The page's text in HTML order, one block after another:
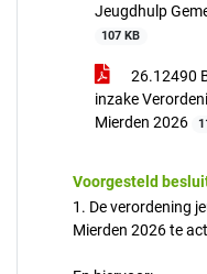
Jeugdhulp
107 KB
26.12490
inzake
Mierden 2026
Voorgesteld
1. De verordening
Mierden 2026 te